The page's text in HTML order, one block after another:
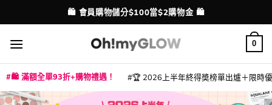
to
content
配送港澳
🛍️ 會員購物儲分$100當$2購物金 🛍️
0
🛍️ 滿額全單93折+購物禮遇！ 🏆 2026上半年終得奬榜單出爐＋限時